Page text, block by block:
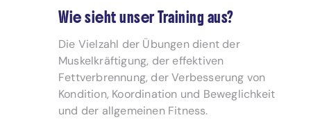
Wie sieht unser Training aus?
Die Vielzahl der Übungen dient der
Muskelkräftigung, der effektiven
Fettverbrennung, der Verbesserung von
Kondition, Koordination und Beweglichkeit
und der allgemeinen Fitness.